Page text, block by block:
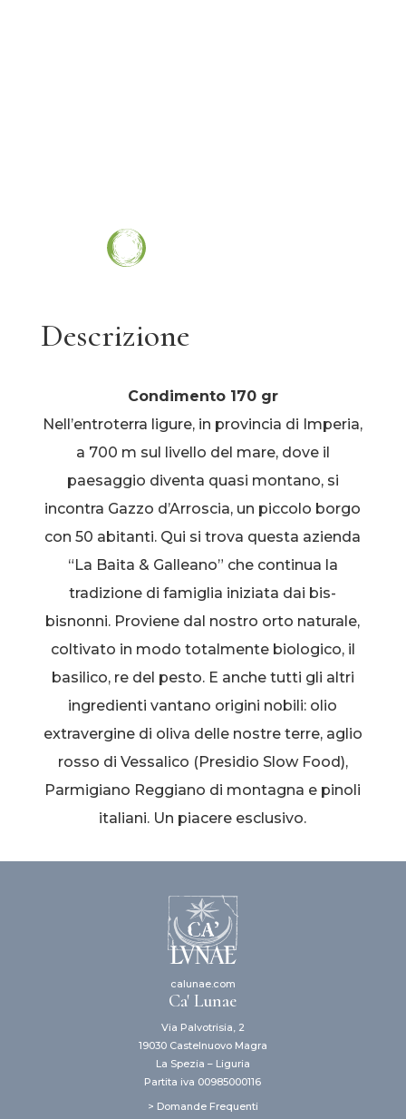
Descrizione
Condimento 170 gr
Nell’entroterra ligure, in provincia di Imperia,
a 700 m sul livello del mare, dove il
paesaggio diventa quasi montano, si
incontra Gazzo d’Arroscia, un piccolo borgo
con 50 abitanti. Qui si trova questa azienda
“La Baita & Galleano” che continua la
tradizione di famiglia iniziata dai bis-
bisnonni. Proviene dal nostro orto naturale,
coltivato in modo totalmente biologico, il
basilico, re del pesto. E anche tutti gli altri
ingredienti vantano origini nobili: olio
extravergine di oliva delle nostre terre, aglio
rosso di Vessalico (Presidio Slow Food),
Parmigiano Reggiano di montagna e pinoli
italiani. Un piacere esclusivo.
Ca' Lunae
Via Palvotrisia, 2
19030 Castelnuovo Magra
La Spezia – Liguria
Partita iva 00985000116
calunae.com
> Domande Frequenti